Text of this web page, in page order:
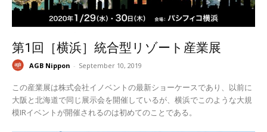
第1回［横浜］統合型リゾート産業展
AGB Nippon - September 10, 2019
この産業展は株式会社イノベントの最新ショーケースであり、以前に
大阪と北海道で同じ展示会を開催しているが、横浜でこのような大規
模IRイベントが開催されるのは初めてのことである。